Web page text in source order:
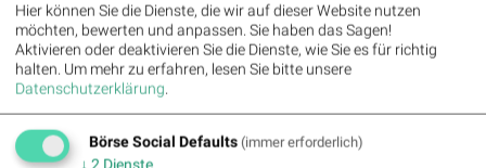
Aktien auf dem Radar:
Semperit,EuroTeleSites AG,Flughafen Wien,Porr,SBO,Athos
Immobilien,Marinomed Biotech,Österreichische Post
Adisa
BTV AG,BKS Bank Stamm
Hier können Sie die Dienste, die wir auf dieser Website nutzen
möchten, bewerten und anpassen. Sie haben das Sagen!
Aktivieren oder deaktivieren Sie die Dienste, wie Sie es für richtig
halten. Um mehr zu erfahren, lesen Sie bitte unsere
Datenschutzerklärung.
Börse Social Defaults (immer erforderlich)